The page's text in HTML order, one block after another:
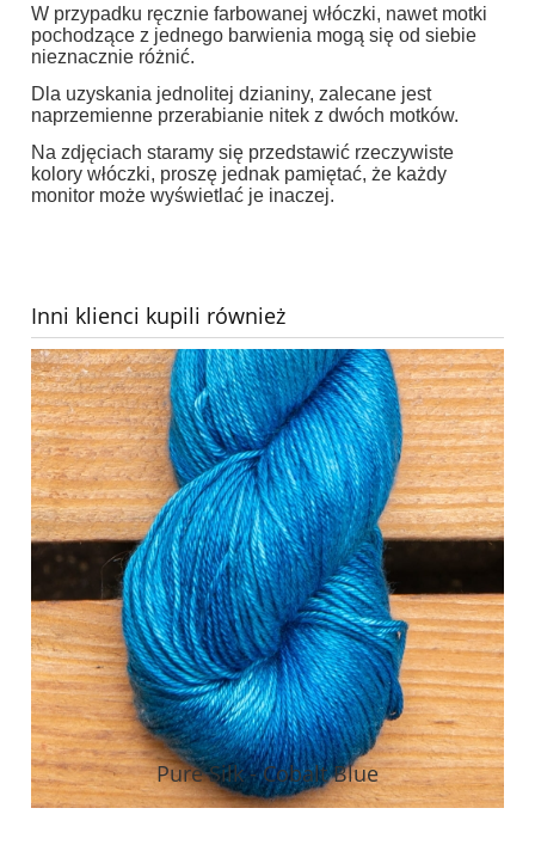
W przypadku ręcznie farbowanej włóczki, nawet motki
pochodzące z jednego barwienia mogą się od siebie
nieznacznie różnić.
Dla uzyskania jednolitej dzianiny, zalecane jest
naprzemienne przerabianie nitek z dwóch motków.
Na zdjęciach staramy się przedstawić rzeczywiste
kolory włóczki, proszę jednak pamiętać, że każdy
monitor może wyświetlać je inaczej.
Inni klienci kupili również
Pure Silk - Cobalt Blue